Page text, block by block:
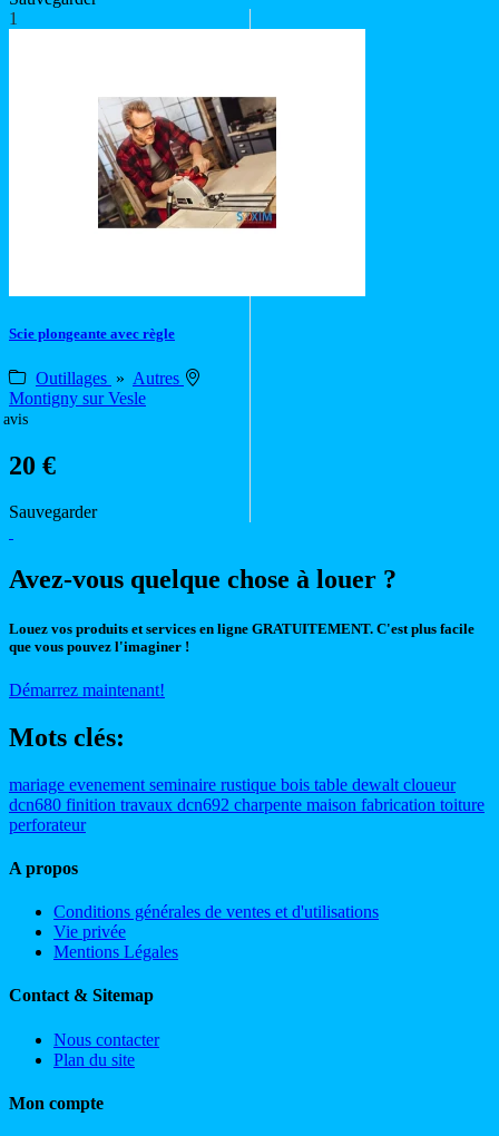
1
Scie plongeante avec règle
Outillages » Autres
Montigny sur Vesle
avis
20 €
Sauvegarder
Avez-vous quelque chose à louer ?
Louez vos produits et services en ligne GRATUITEMENT. C'est plus facile
que vous pouvez l'imaginer !
Démarrez maintenant!
Mots clés:
mariage evenement seminaire rustique bois table dewalt cloueur
dcn680 finition travaux dcn692 charpente maison fabrication toiture
perforateur
A propos
Conditions générales de ventes et d'utilisations
Vie privée
Mentions Légales
Contact & Sitemap
Nous contacter
Plan du site
Mon compte